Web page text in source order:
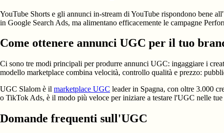
YouTube Shorts e gli annunci in-stream di YouTube rispondono bene
in Google Search Ads, ma alimentano efficacemente le campagne
Come ottenere annunci UGC per il tuo
Ci sono tre modi principali per produrre annunci UGC: ingaggiare i
modello marketplace combina velocità, controllo qualità e prezzo:
UGC Slalom è il marketplace UGC leader in Spagna, con oltre 3.000
o TikTok Ads, è il modo più veloce per iniziare a testare l'UGC nelle
Domande frequenti sull'UGC